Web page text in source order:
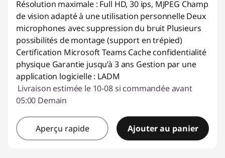
Résolution maximale : Full HD, 30 ips, MJPEG Champ
de vision adapté à une utilisation personnelle Deux
microphones avec suppression du bruit Plusieurs
possibilités de montage (support en trépied)
Certification Microsoft Teams Cache confidentialité
physique Garantie jusqu’à 3 ans Gestion par une
application logicielle : LADM
Livraison estimée le 10-08 si commandée avant
05:00 Demain
Aperçu rapide Ajouter au panier